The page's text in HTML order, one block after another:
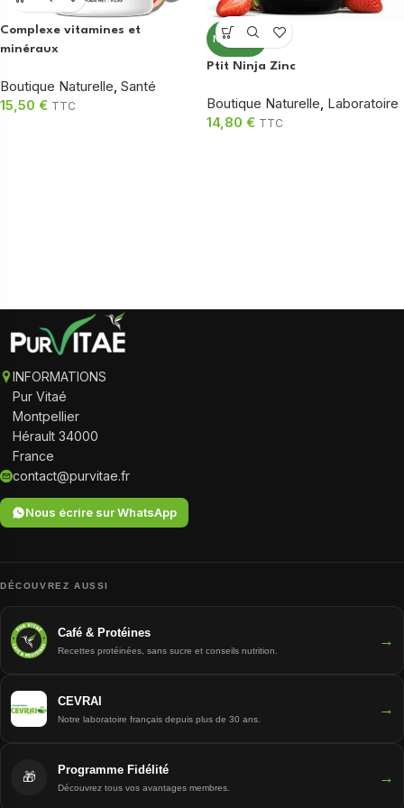
Complexe vitamines et
minéraux
Boutique Naturelle, Santé
15,50 € TTC
NOUVEAU
Ptit Ninja Zinc
Boutique Naturelle, Laboratoire
14,80 € TTC
INFORMATIONS
Pur Vitaé
Montpellier
Hérault 34000
France
contact@purvitae.fr
Nous écrire sur WhatsApp
DÉCOUVREZ AUSSI
Café & Protéines
Recettes protéinées, sans sucre et conseils nutrition.
→
CEVRAI
Notre laboratoire français depuis plus de 30 ans.
→
🎁 Programme Fidélité
Découvrez tous vos avantages membres.
→